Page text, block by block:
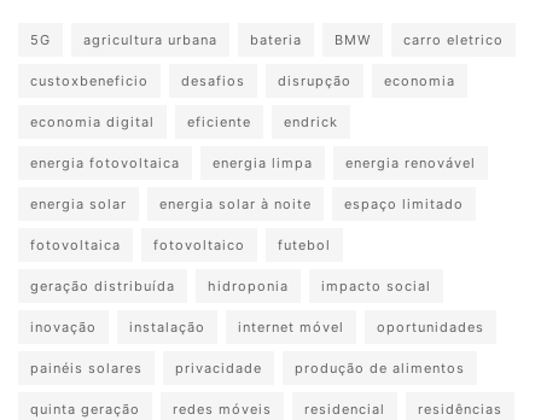
5G agricultura urbana bateria BMW carro eletrico
custoxbeneficio desafios disrupção economia
economia digital eficiente endrick
energia fotovoltaica energia limpa energia renovável
energia solar energia solar à noite espaço limitado
fotovoltaica fotovoltaico futebol
geração distribuída hidroponia impacto social
inovação instalação internet móvel oportunidades
painéis solares privacidade produção de alimentos
quinta geração redes móveis residencial residências